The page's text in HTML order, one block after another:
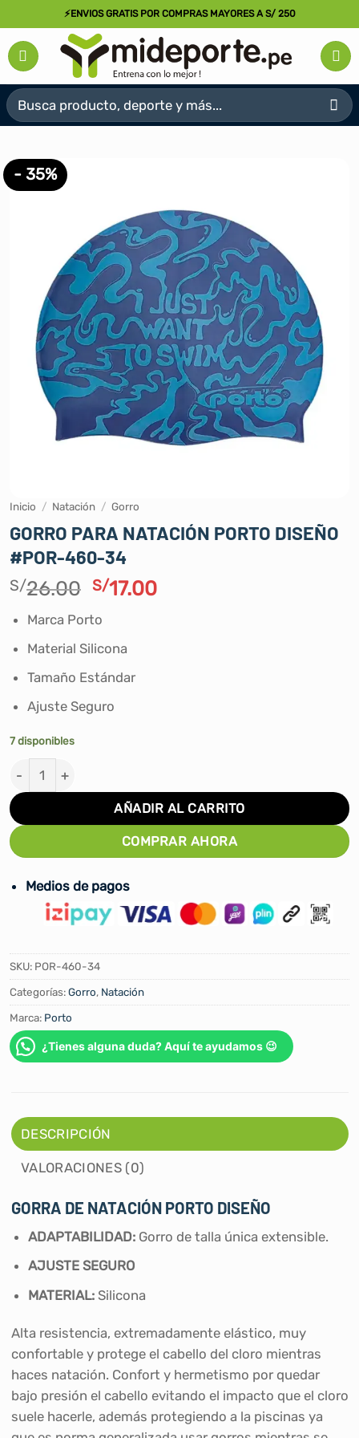
al
contenido
⚡ENVIOS GRATIS POR COMPRAS MAYORES A S/ 250
Buscar
por:
- 35%
Inicio / Natación / Gorro
GORRO PARA NATACIÓN PORTO DISEÑO
#POR-460-34
S/26.00 El
original
era:
S/26.00.
S/17.00El
Marca Porto
Material Silicona
Tamaño Estándar
Ajuste Seguro
7 disponibles
GORRO PARA NATACIÓN PORTO DISEÑO #POR-460-
AÑADIR AL CARRITO
COMPRAR AHORA
Medios de pagos
SKU: POR-460-34
Categorías:Gorro, Natación
Marca: Porto
¿Tienes alguna duda? Aquí te ayudamos 😉
DESCRIPCIÓN
VALORACIONES (0)
GORRA DE NATACIÓN PORTO DISEÑO
ADAPTABILIDAD: Gorro de talla única extensible.
AJUSTE SEGURO
MATERIAL: Silicona
Alta resistencia, extremadamente elástico, muy
confortable y protege el cabello del cloro mientras
haces natación. Confort y hermetismo por quedar
bajo presión el cabello evitando el impacto que el cloro
suele hacerle, además protegiendo a la piscinas ya